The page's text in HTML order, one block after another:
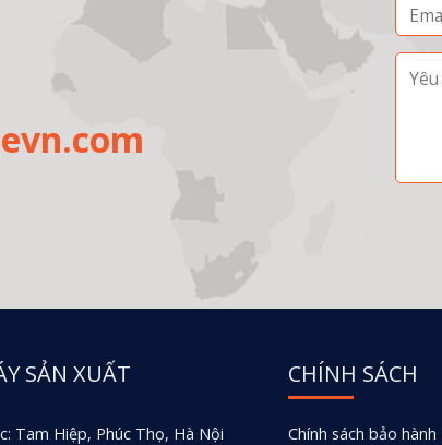
SẢN XUẤT
Tam Hiệp, Phúc Thọ, Hà Nội
CHÍNH SÁCH
Chính sách bảo hành